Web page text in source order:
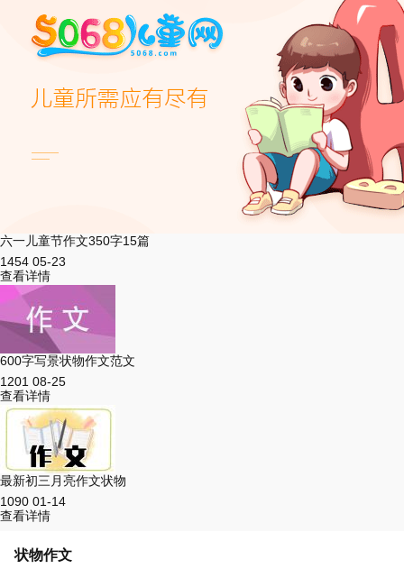
六一儿童节作文350字15篇
1454 05-23
查看详情
600字写景状物作文范文
1201 08-25
查看详情
最新初三月亮作文状物
1090 01-14
查看详情
状物作文